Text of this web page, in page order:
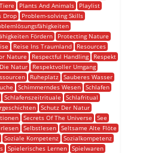
Plants And Animals
Playlist
Drop
Problem-solving Skills
Fördern
Protecting Nature
Reise Ins Traumland
Resources
Nature Respectful Handling
Respekt
Natur
Respektvoller Umgang
Ruheplatz Sauberes Wasser
Schimmerndes Wesen
Schlafen
Schlafenszeitrituale
Schlafritual
Schutz Der Natur
Secrets Of The Universe
See
Selbstlesen
Seltsame Alte Flöte
Soziale Kompetenz
Sozialkompetenz
Spielerisches Lernen Spielwaren